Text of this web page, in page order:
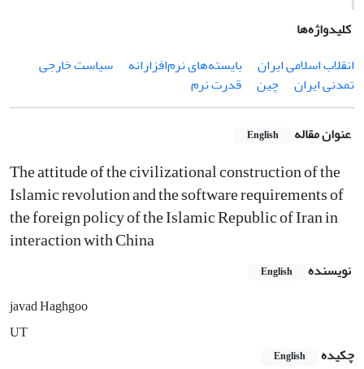
کلیدواژه‌ها
انقلاب اسلامی ایران
بایسته‌های نرم‌افزارانه
سیاست خارجی
تمدنی ایران
چین قدرت نرم
عنوان مقاله English
The attitude of the civilizational construction of the
Islamic revolution and the software requirements of
the foreign policy of the Islamic Republic of Iran in
interaction with China
نویسنده English
javad Haghgoo
UT
چکیده
English